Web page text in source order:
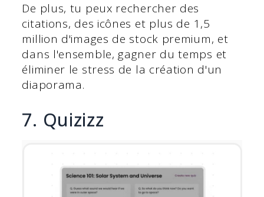
De plus, tu peux rechercher des
citations, des icônes et plus de 1,5
million d'images de stock premium, et
dans l'ensemble, gagner du temps et
éliminer le stress de la création d'un
diaporama.
7. Quizizz